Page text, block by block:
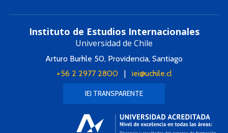
Instituto de Estudios Internacionales
Universidad de Chile
Arturo Burhle 50, Providencia, Santiago
+56 2 2977 2800| iei@uchile.cl
IEI TRANSPARENTE